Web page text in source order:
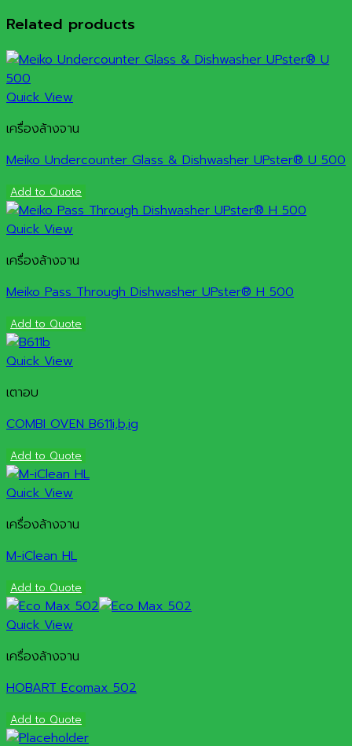
Related products
Quick View
เครื่องล้างจาน
Meiko Undercounter Glass & Dishwasher UPster® U 500
Add to Quote
Quick View
เครื่องล้างจาน
Meiko Pass Through Dishwasher UPster® H 500
Add to Quote
Quick View
เตาอบ
COMBI OVEN B611i,b,ig
Add to Quote
Quick View
เครื่องล้างจาน
M-iClean HL
Add to Quote
Quick View
เครื่องล้างจาน
HOBART Ecomax 502
Add to Quote